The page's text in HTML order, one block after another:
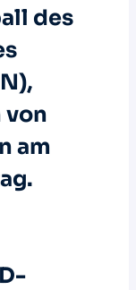
des
von
am